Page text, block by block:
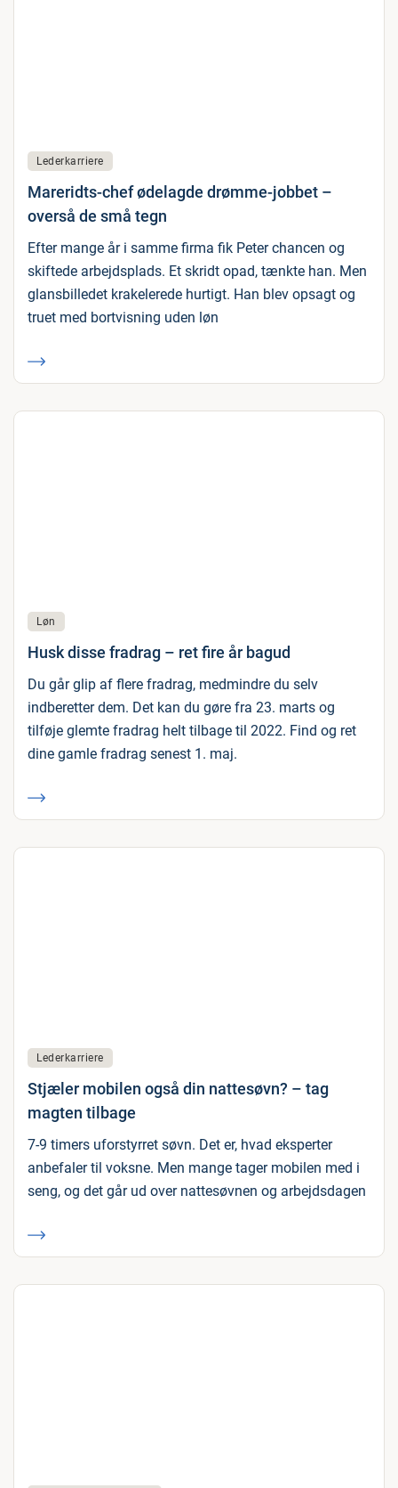
Lederkarriere
Mareridts-chef ødelagde drømme-jobbet –
overså de små tegn
Efter mange år i samme firma fik Peter chancen og
skiftede arbejdsplads. Et skridt opad, tænkte han. Men
glansbilledet krakelerede hurtigt. Han blev opsagt og
truet med bortvisning uden løn
Løn
Husk disse fradrag – ret fire år bagud
Du går glip af flere fradrag, medmindre du selv
indberetter dem. Det kan du gøre fra 23. marts og
tilføje glemte fradrag helt tilbage til 2022. Find og ret
dine gamle fradrag senest 1. maj.
Lederkarriere
Stjæler mobilen også din nattesøvn? – tag
magten tilbage
7-9 timers uforstyrret søvn. Det er, hvad eksperter
anbefaler til voksne. Men mange tager mobilen med i
seng, og det går ud over nattesøvnen og arbejdsdagen